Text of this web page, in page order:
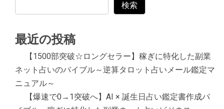
検索
最近の投稿
【1500部突破☆ロングセラー】稼ぎに特化した副業
ネット占いのバイブル～逆算タロット占いメール鑑定マ
ニュアル～
【爆速で0→1突破へ】AI × 誕生日占い鑑定書作成バ